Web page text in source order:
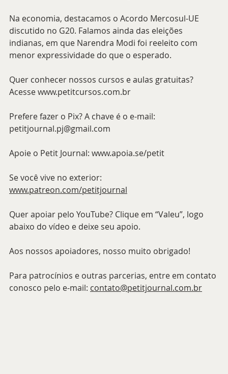
Na economia, destacamos o Acordo Mercosul-UE
discutido no G20. Falamos ainda das eleições
indianas, em que Narendra Modi foi reeleito com
menor expressividade do que o esperado.
Quer conhecer nossos cursos e aulas gratuitas?
Acesse www.petitcursos.com.br
Prefere fazer o Pix? A chave é o e-mail:
petitjournal.pj@gmail.com
Apoie o Petit Journal: www.apoia.se/petit
Se você vive no exterior:
www.patreon.com/petitjournal
Quer apoiar pelo YouTube? Clique em “Valeu”, logo
abaixo do vídeo e deixe seu apoio.
Aos nossos apoiadores, nosso muito obrigado!
Para patrocínios e outras parcerias, entre em contato
conosco pelo e-mail: contato@petitjournal.com.br